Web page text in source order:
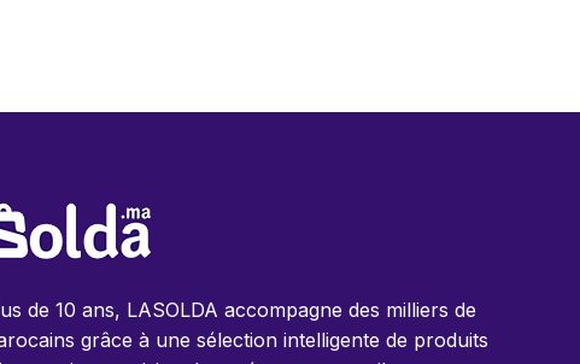
de 10 ans, LASOLDA accompagne des milliers de
grâce à une sélection intelligente de produits